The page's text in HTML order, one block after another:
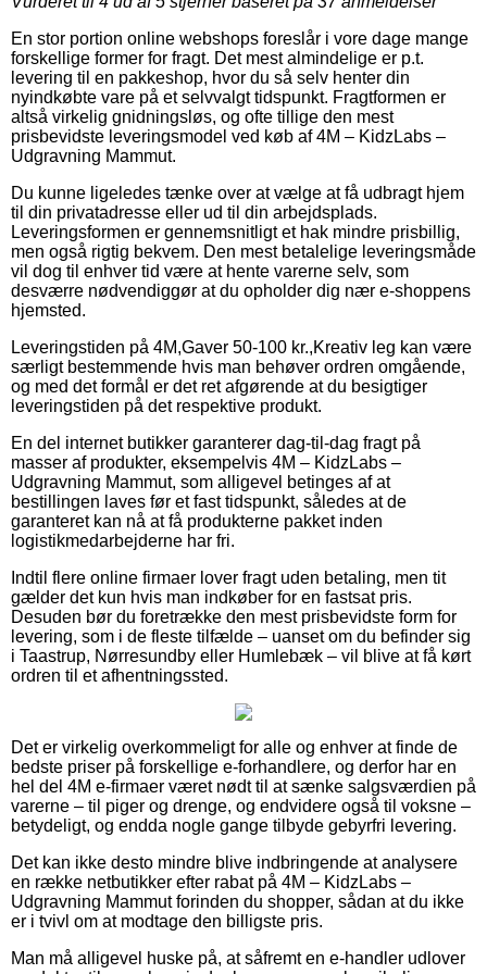
En stor portion online webshops foreslår i vore dage mange
forskellige former for fragt. Det mest almindelige er p.t.
levering til en pakkeshop, hvor du så selv henter din
nyindkøbte vare på et selvvalgt tidspunkt. Fragtformen er
altså virkelig gnidningsløs, og ofte tillige den mest
prisbevidste leveringsmodel ved køb af 4M – KidzLabs –
Udgravning Mammut.
Du kunne ligeledes tænke over at vælge at få udbragt hjem
til din privatadresse eller ud til din arbejdsplads.
Leveringsformen er gennemsnitligt et hak mindre prisbillig,
men også rigtig bekvem. Den mest betalelige leveringsmåde
vil dog til enhver tid være at hente varerne selv, som
desværre nødvendiggør at du opholder dig nær e-shoppens
hjemsted.
Leveringstiden på 4M,Gaver 50-100 kr.,Kreativ leg kan være
særligt bestemmende hvis man behøver ordren omgående,
og med det formål er det ret afgørende at du besigtiger
leveringstiden på det respektive produkt.
En del internet butikker garanterer dag-til-dag fragt på
masser af produkter, eksempelvis 4M – KidzLabs –
Udgravning Mammut, som alligevel betinges af at
bestillingen laves før et fast tidspunkt, således at de
garanteret kan nå at få produkterne pakket inden
logistikmedarbejderne har fri.
Indtil flere online firmaer lover fragt uden betaling, men tit
gælder det kun hvis man indkøber for en fastsat pris.
Desuden bør du foretrække den mest prisbevidste form for
levering, som i de fleste tilfælde – uanset om du befinder sig
i Taastrup, Nørresundby eller Humlebæk – vil blive at få kørt
ordren til et afhentningssted.
Det er virkelig overkommeligt for alle og enhver at finde de
bedste priser på forskellige e-forhandlere, og derfor har en
hel del 4M e-firmaer været nødt til at sænke salgsværdien på
varerne – til piger og drenge, og endvidere også til voksne –
betydeligt, og endda nogle gange tilbyde gebyrfri levering.
Det kan ikke desto mindre blive indbringende at analysere
en række netbutikker efter rabat på 4M – KidzLabs –
Udgravning Mammut forinden du shopper, sådan at du ikke
er i tvivl om at modtage den billigste pris.
Man må alligevel huske på, at såfremt en e-handler udlover